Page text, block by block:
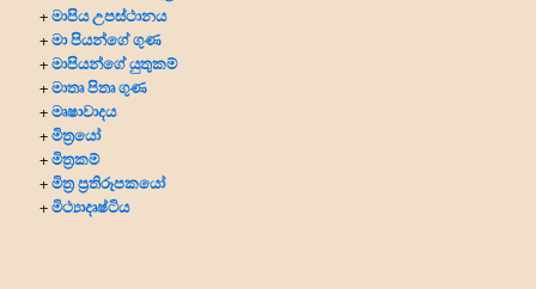
+මාපිය උපස්ථානය
+මා පියන්ගේ ගුණ
+මාපියන්ගේ යුතුකම්
+මාතෘ පිතෘ ගුණ
+මෘෂාවාදය
+මිත්‍රයෝ
+මිත්‍ර‍කම්
+මිත්‍ර‍ ප්‍ර‍තිරූපකයෝ
+මිථ්‍යාදෘෂ්ටිය